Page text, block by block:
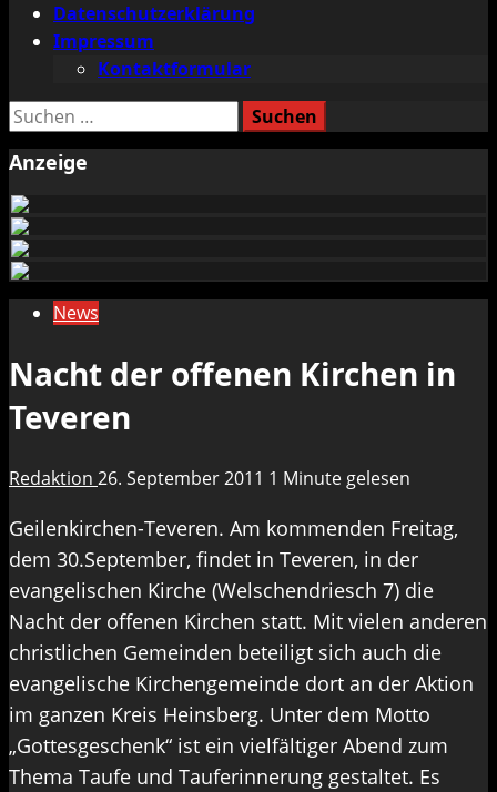
Datenschutzerklärung
Impressum
Kontaktformular
Suchen
Anzeige
News
Nacht der offenen Kirchen in
Teveren
Redaktion 26. September 2011 1 Minute gelesen
Geilenkirchen-Teveren. Am kommenden Freitag,
dem 30.September, findet in Teveren, in der
evangelischen Kirche (Welschendriesch 7) die
Nacht der offenen Kirchen statt. Mit vielen anderen
christlichen Gemeinden beteiligt sich auch die
evangelische Kirchengemeinde dort an der Aktion
im ganzen Kreis Heinsberg. Unter dem Motto
„Gottesgeschenk“ ist ein vielfältiger Abend zum
Thema Taufe und Tauferinnerung gestaltet. Es